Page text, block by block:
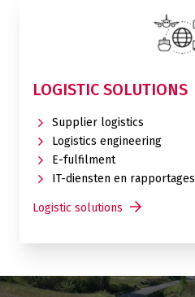
LOGISTIC SOLUTIONS
Supplier logistics
Logistics engineering
E-fulfilment
IT-diensten en rapportages
Logistic solutions